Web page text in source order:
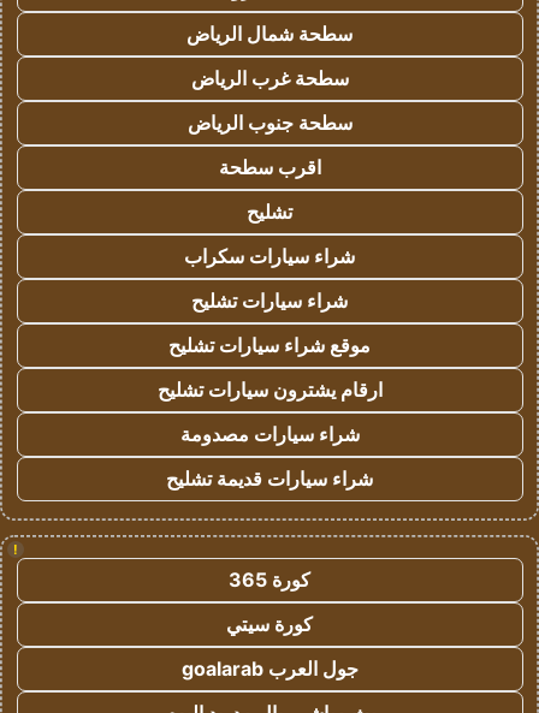
سطحة شمال الرياض
سطحة غرب الرياض
سطحة جنوب الرياض
اقرب سطحة
تشليح
شراء سيارات سكراب
شراء سيارات تشليح
موقع شراء سيارات تشليح
ارقام يشترون سيارات تشليح
شراء سيارات مصدومة
شراء سيارات قديمة تشليح
!
كورة 365
كورة سيتي
جول العرب goalarab